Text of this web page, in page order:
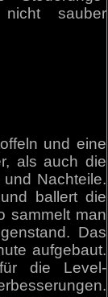
sauber
und eine
als auch die
Nachteile.
ballert die
sammelt man
Das
aufgebaut.
die Level-